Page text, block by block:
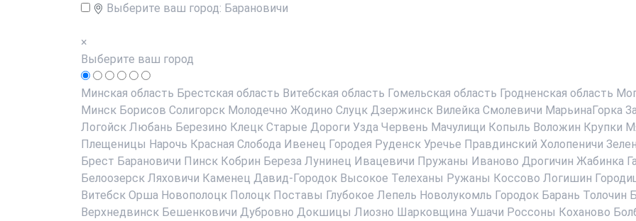
Выберите ваш город: Барановичи
×
Выберите ваш город
Минская область Брестская область Витебская область Гомельская область Гродненская область
Минск Борисов Солигорск Молодечно Жодино Слуцк Дзержинск Вилейка Смолевичи МарьинаГорка
Логойск Любань Березино Клецк Старые Дороги Узда Червень Мачулищи Копыль Воложин Крупки
Плещеницы Нарочь Красная Слобода Ивенец Городея Руденск Уречье Правдинский Холопеничи
Брест Барановичи Пинск Кобрин Береза Лунинец Ивацевичи Пружаны Иваново Дрогичин Жабинка
Белоозерск Ляховичи Каменец Давид-Городок Высокое Телеханы Ружаны Коссово Логишин
Витебск Орша Новополоцк Полоцк Поставы Глубокое Лепель Новолукомль Городок Барань Толочин
Верхнедвинск Бешенковичи Дубровно Докшицы Лиозно Шарковщина Ушачи Россоны Коханово